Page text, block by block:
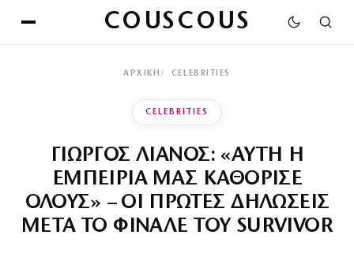
COUSCOUS
ΑΡΧΙΚΉ CELEBRITIES
CELEBRITIES
ΓΙΩΡΓΟΣ ΛΙΑΝΟΣ: «ΑΥΤΗ Η
ΕΜΠΕΙΡΙΑ ΜΑΣ ΚΑΘΟΡΙΣΕ
ΟΛΟΥΣ» – ΟΙ ΠΡΩΤΕΣ ΔΗΛΩΣΕΙΣ
ΜΕΤΑ ΤΟ ΦΙΝΑΛΕ ΤΟΥ SURVIVOR